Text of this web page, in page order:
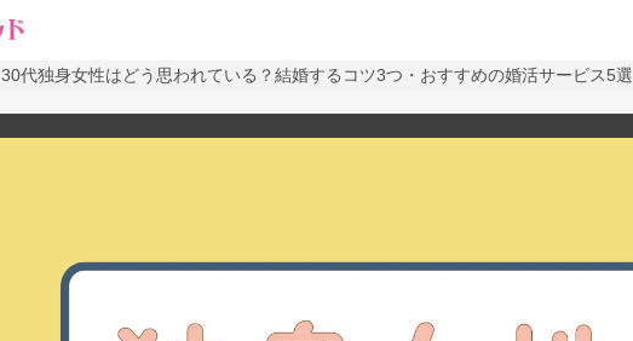
30代独身女性はどう思われている？結婚するコツ3つ・おすすめの婚活サービス5選